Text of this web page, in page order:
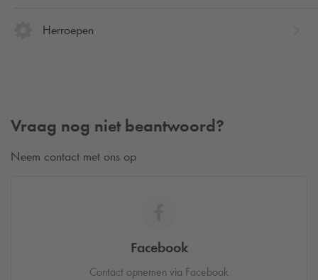
Herroepen
Vraag nog niet beantwoord?
Neem contact met ons op
Facebook
Contact opnemen via Facebook